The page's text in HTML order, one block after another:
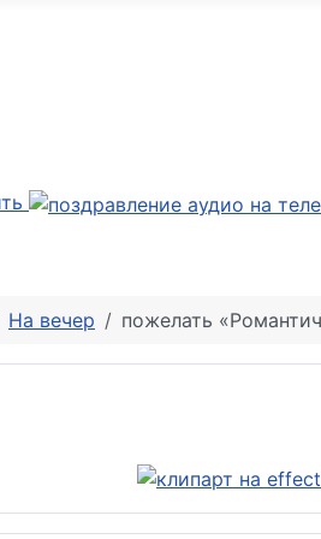
На вечер пожелать